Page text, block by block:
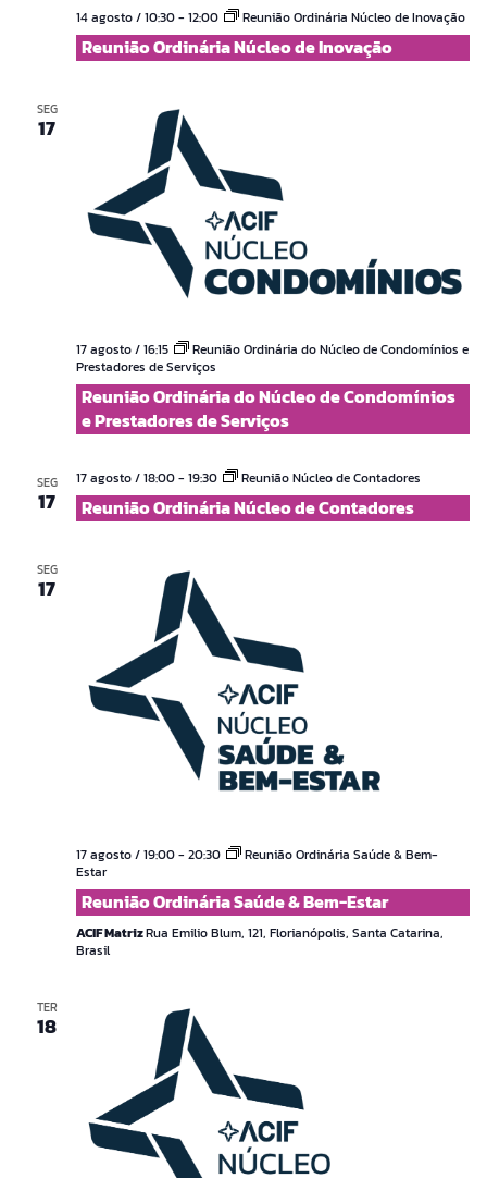
14 agosto / 10:30- 12:00 Reunião Ordinária Núcleo de Inovação
Reunião Ordinária Núcleo de Inovação
SEG
17
17 agosto / 16:15
Reunião Ordinária do Núcleo de Condomínios e
Prestadores de Serviços
Reunião Ordinária do Núcleo de Condomínios
e Prestadores de Serviços
SEG
17
17 agosto / 18:00- 19:30 Reunião Núcleo de Contadores
Reunião Ordinária Núcleo de Contadores
SEG
17
17 agosto / 19:00- 20:30
Reunião Ordinária Saúde & Bem-
Estar
Reunião Ordinária Saúde & Bem-Estar
ACIF MatrizRua Emilio Blum, 121, Florianópolis, Santa Catarina,
Brasil
TER
18